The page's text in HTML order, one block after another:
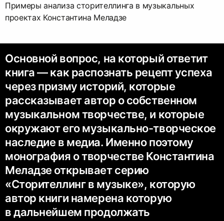
Примеры анализа сторителлинга в музыкальных
проектах Константина Меладзе
Основной вопрос, на который ответит
книга — как распознать рецепт успеха
через призму историй, которые
рассказывает автор о собственном
музыкальном творчестве, и которые
окружают его музыкально-творческое
наследие в медиа. Именно поэтому
монография о творчестве Константина
Меладзе открывает серию
«Сторителлинг в музыке», которую
автор книги намерена которую
в дальнейшем продолжать